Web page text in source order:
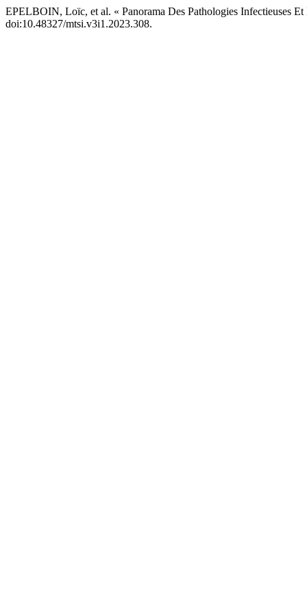
EPELBOIN, Loïc, et al. « Panorama Des Pathologies Infectieuses
doi:10.48327/mtsi.v3i1.2023.308.